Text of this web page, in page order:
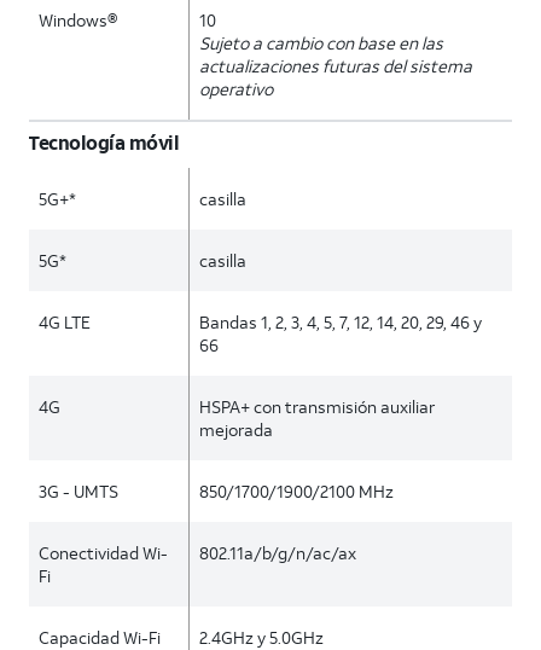
Windows®
10
Sujeto a cambio con base en las
actualizaciones futuras del sistema
operativo
Tecnología móvil
5G+* casilla
5G* casilla
4G LTE
Bandas 1, 2, 3, 4, 5, 7, 12, 14, 20, 29, 46 y
66
4G
HSPA+ con transmisión auxiliar
mejorada
3G - UMTS 850/1700/1900/2100 MHz
Conectividad Wi-
Fi
802.11a/b/g/n/ac/ax
Capacidad Wi-Fi 2.4GHz y 5.0GHz